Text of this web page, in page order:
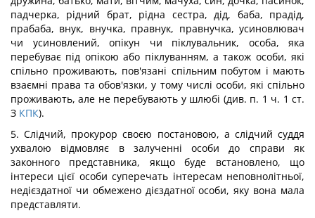
падчерка, рідний брат, рідна сестра, дід, баба, прадід,
прабаба, внук, внучка, правнук, правнучка, усиновлювач
чи усиновлений, опікун чи піклувальник, особа, яка
перебуває під опікою або піклуванням, а також особи, які
спільно проживають, пов'язані спільним побутом і мають
взаємні права та обов'язки, у тому числі особи, які спільно
проживають, але не перебувають у шлюбі (див. п. 1 ч. 1 ст.
З КПК).
5. Слідчий, прокурор своєю постановою, а слідчий суддя
ухвалою відмовляє в залученні особи до справи як
законного представника, якщо буде встановлено, що
інтереси цієї особи суперечать інтересам неповнолітньої,
недієздатної чи обмежено дієздатної особи, яку вона мала
представляти.